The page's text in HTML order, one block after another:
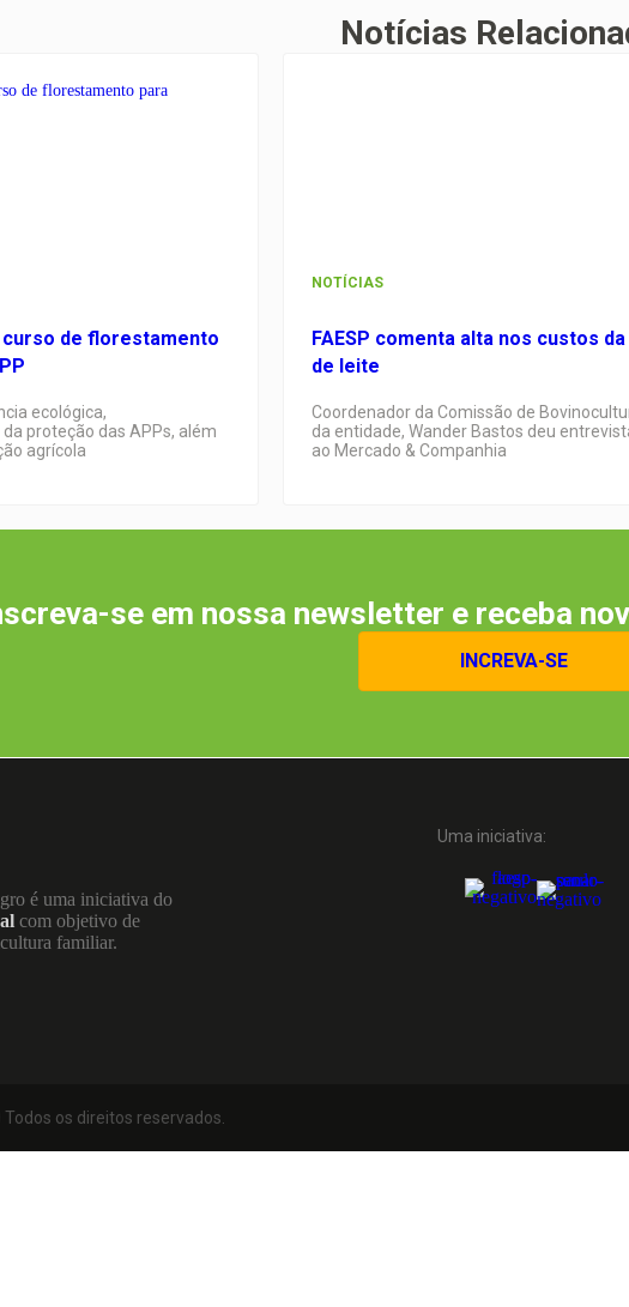
Notícias
curso de florestamento
ecológica,
proteção das APPs, além
agrícola
NOTÍCIAS
FAESP comenta alta nos custos
de leite
Coordenador da Comissão de
da entidade, Wander Bastos deu
ao Mercado & Companhia
se em nossa newsletter e receba
INCREVA-SE
é uma iniciativa do
com objetivo de
familiar.
Uma iniciativa:
os direitos reservados.